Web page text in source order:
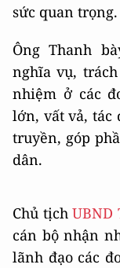
sức quan trọng.
Ông Thanh
nghĩa vụ,
nhiệm ở các
lớn, vất vả, tác
truyền, góp
dân.
Chủ tịchUBND
cán bộ nhận
lãnh đạo các